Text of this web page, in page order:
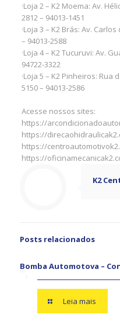
·Loja 2 – K2 Moema: Av.
2812 – 94013-1451
·Loja 3 – K2 Brás: Av.
– 94013-2588
·Loja 4 – K2 Tucuruvi: Av.
94722-3322
·Loja 5 – K2 Pinheiros: Rua
5150 – 94013-2586
Acesse nossos sites:
https://
https://
https://
https://
K2
Posts relacionados
Bomba Automotova –
Leia mais